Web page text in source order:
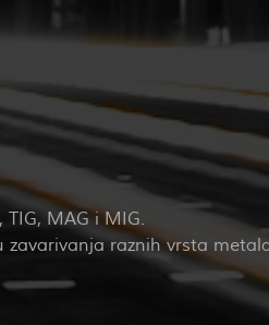
TIG, MAG i MIG.
zavarivanja raznih vrsta